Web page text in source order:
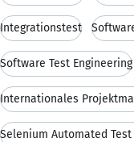
Integrationstest
Software Test Engineering
Internationales
Selenium Automated Test